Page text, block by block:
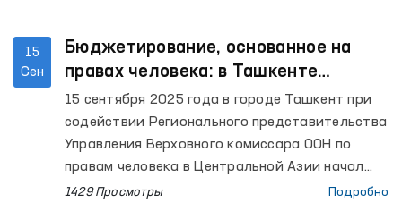
15
Сен
Бюджетирование, основанное на
правах человека: в Ташкенте
начался международный семинар
15 сентября 2025 года в городе Ташкент при
содействии Регионального представительства
Управления Верховного комиссара ООН по
правам человека в Центральной Азии начал
свою работу международный семинар на тему
1429 Просмотры Подробно